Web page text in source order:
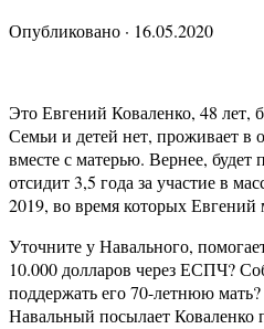
Опубликовано · 16.05.2020
Это Евгений Коваленко, 48
Семьи и детей нет, проживает в
вместе с матерью. Вернее, будет
отсидит 3,5 года за участие в
2019, во время которых Евгений
Уточните у Навального,
10.000 долларов через ЕСПЧ?
поддержать его 70-летнюю
Навальный посылает Коваленко